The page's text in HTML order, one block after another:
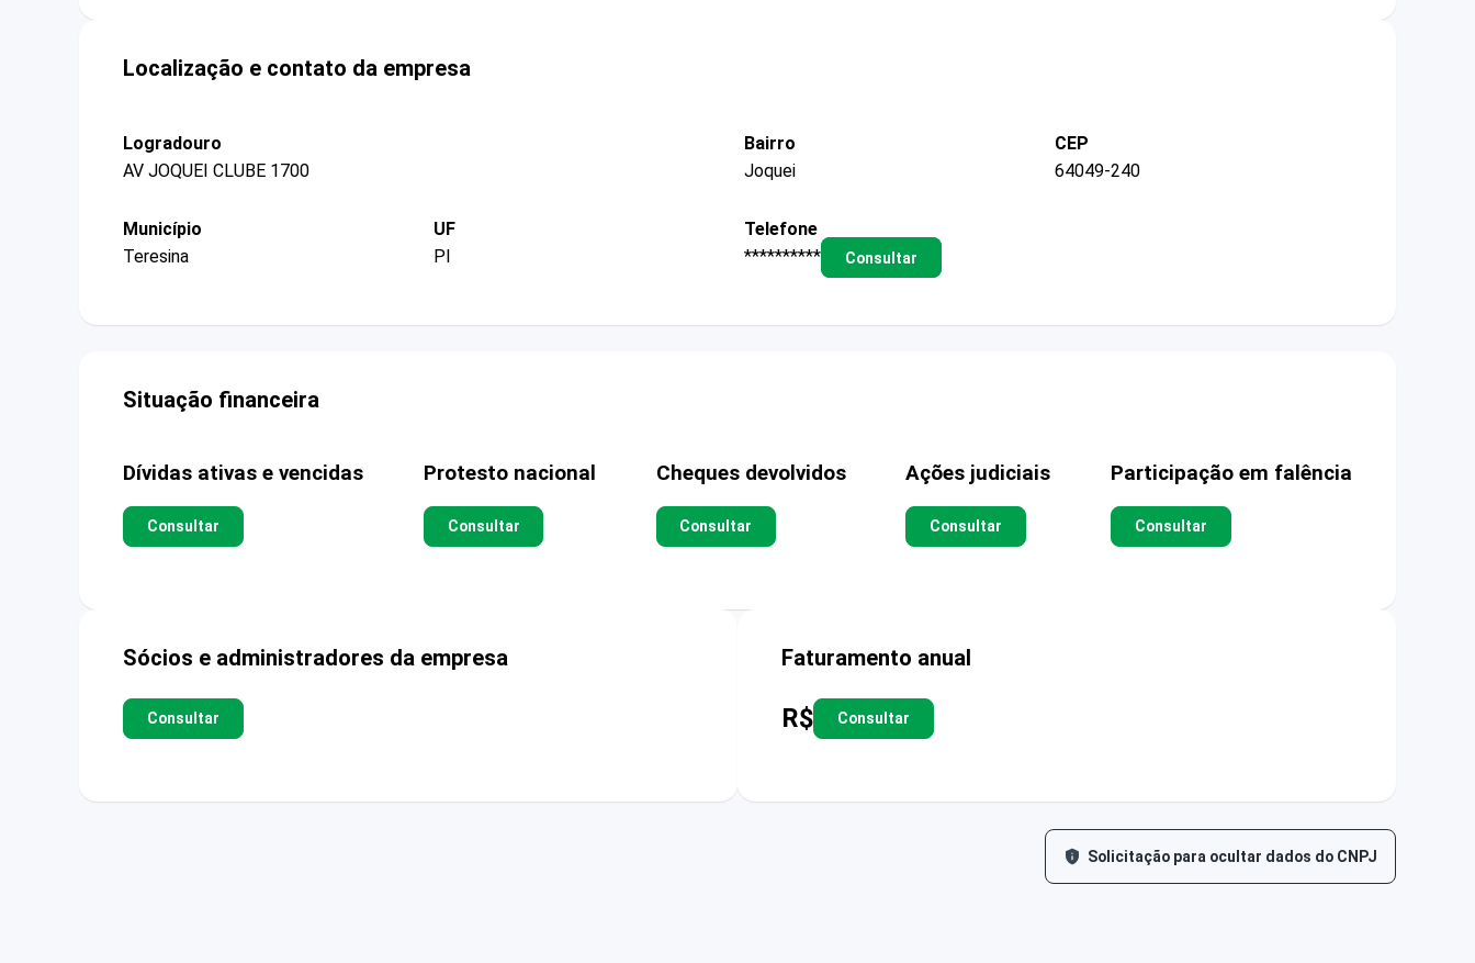
Localização e contato da empresa
Logradouro
AV JOQUEI CLUBE 1700
Bairro
Joquei
CEP
64049-240
Município
Teresina
UF
PI
Telefone
**********
Consultar
Situação financeira
Dívidas ativas e vencidas
Consultar
Protesto nacional
Consultar
Cheques devolvidos
Consultar
Ações judiciais
Consultar
Participação em falência
Consultar
Sócios e administradores da empresa
Consultar
Faturamento anual
R$ Consultar
Solicitação para ocultar dados do CNPJ